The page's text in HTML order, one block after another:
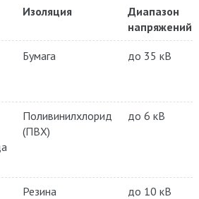
Изоляция
Диапазон
напряжений
Бумага до 35 кВ
Поливинилхлорид
(ПВХ)
до 6 кВ
Резина до 10 кВ